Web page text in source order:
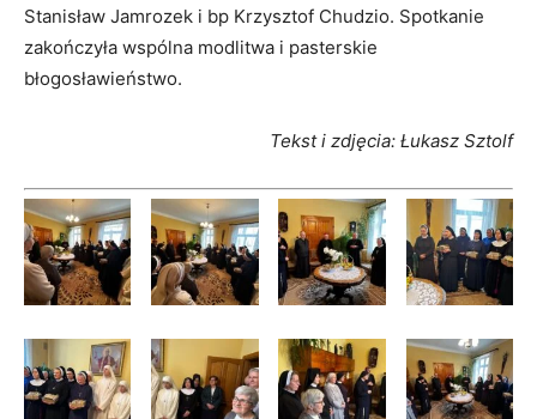
Stanisław Jamrozek i bp Krzysztof Chudzio. Spotkanie
zakończyła wspólna modlitwa i pasterskie
błogosławieństwo.
Tekst i zdjęcia: Łukasz Sztolf